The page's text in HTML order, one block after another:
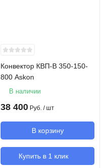
Конвектор КВП-В 350-150-
800 Askon
В наличии
38 400 Руб. / шт
В корзину
Купить в 1 клик